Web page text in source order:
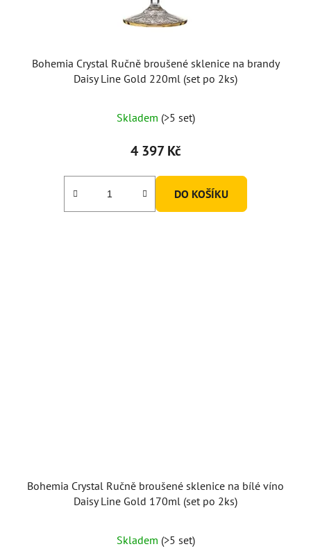
Bohemia Crystal Ručně broušené sklenice na brandy
Daisy Line Gold 220ml (set po 2ks)
Skladem (>5 set)
4 397 Kč
DO KOŠÍKU
Bohemia Crystal Ručně broušené sklenice na bílé víno
Daisy Line Gold 170ml (set po 2ks)
Skladem (>5 set)